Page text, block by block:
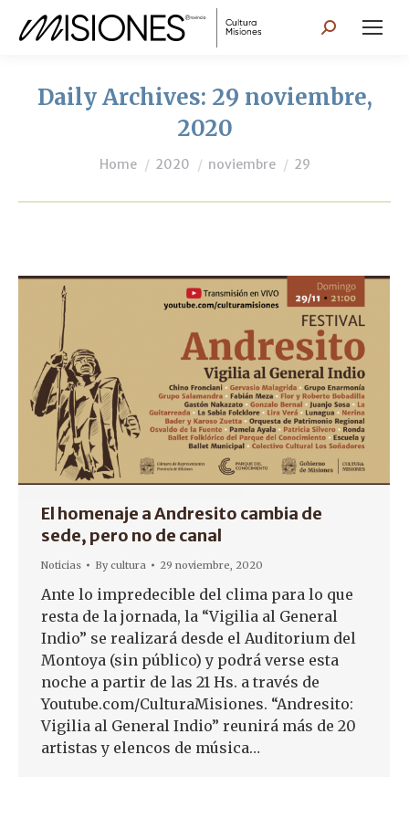
Search:
Daily Archives: 29 noviembre,
2020
You are here:
Home 2020 noviembre 29
El homenaje a Andresito cambia de
sede, pero no de canal
Noticias Bycultura 29 noviembre, 2020
Ante lo impredecible del clima para lo que
resta de la jornada, la “Vigilia al General
Indio” se realizará desde el Auditorium del
Montoya (sin público) y podrá verse esta
noche a partir de las 21 Hs. a través de
Youtube.com/CulturaMisiones. “Andresito:
Vigilia al General Indio” reunirá más de 20
artistas y elencos de música…